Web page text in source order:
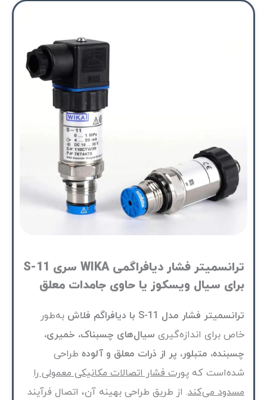
ترانسمیتر فشار دیافراگمی WIKA سری S-11
برای سیال ویسکوز یا حاوی جامدات معلق
ترانسمیتر فشار مدل S-11 با دیافراگم فلاش
به‌طور
خاص برای اندازه‌گیری سیال‌های چسبناک، خمیری،
چسبنده، متبلور، پر از ذرات معلق و آلوده طراحی
شده‌است که پورت فشار اتصالات مکانیکی معمولی را
مسدود می‌کند. از طریق طراحی بهینه آن، اتصال فرآیند